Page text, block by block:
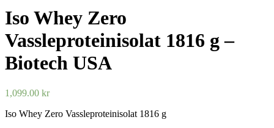
Iso Whey Zero
Vassleproteinisolat 1816 g –
Biotech USA
1,099.00 kr
Iso Whey Zero Vassleproteinisolat 1816 g